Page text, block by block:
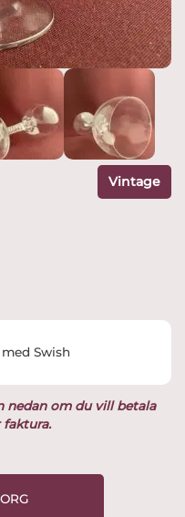
Vintage
nedan om du vill betala
Swish